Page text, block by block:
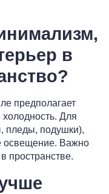
в
предполагает
Для
пледы, подушки),
освещение. Важно
пространстве.